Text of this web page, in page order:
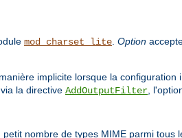
mod_charset_lite Option
implicite lorsque la configuration
la directive AddOutputFilter ,
nombre de types MIME parmi tous